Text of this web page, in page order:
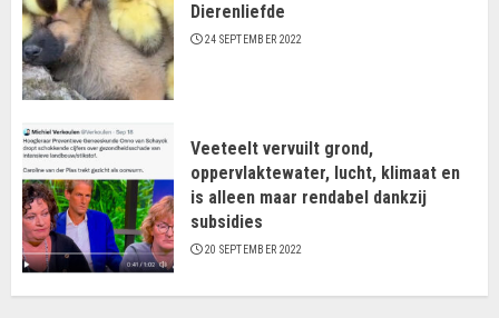
Dierenliefde
24 SEPTEMBER 2022
Veeteelt vervuilt grond,
oppervlaktewater, lucht, klimaat en
is alleen maar rendabel dankzij
subsidies
20 SEPTEMBER 2022